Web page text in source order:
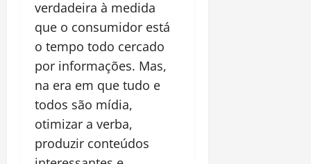
verdadeira à medida
que o consumidor está
o tempo todo cercado
por informações. Mas,
na era em que tudo e
todos são mídia,
otimizar a verba,
produzir conteúdos